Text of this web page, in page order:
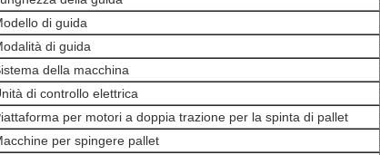
di guida
di guida
della macchina
di controllo elettrica
per motori a doppia trazione per la spinta di pallet
per spingere pallet